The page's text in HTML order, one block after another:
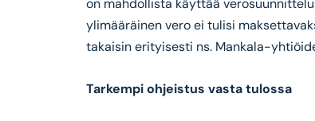
on mahdollista käyttää
ylimääräinen vero ei tulisi
takaisin erityisesti ns. Mankala-
Tarkempi ohjeistus vasta tulossa